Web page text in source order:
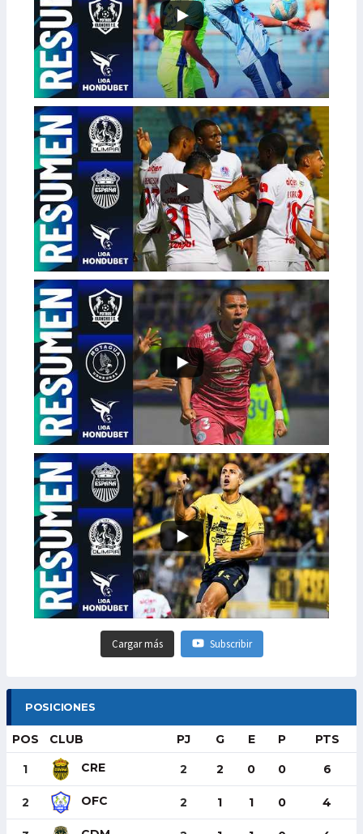
Cargar más Subscribir
POSICIONES
POS CLUB PJ G E P PTS
1 CRE 2 2 0 0 6
2 OFC 2 1 1 0 4